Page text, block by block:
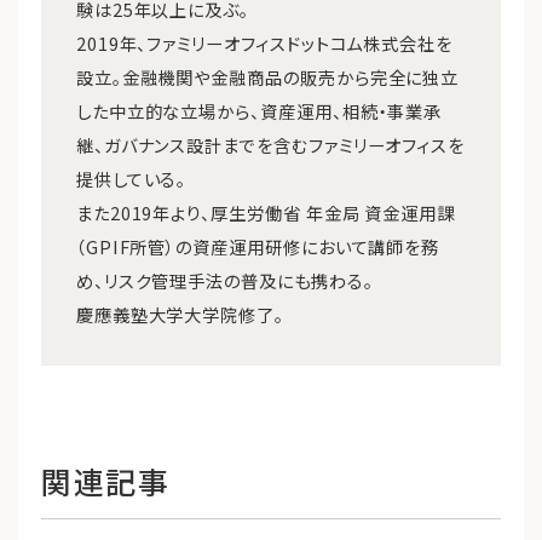
験は25年以上に及ぶ。
2019年、ファミリーオフィスドットコム株式会社を
設立。金融機関や金融商品の販売から完全に独立
した中立的な立場から、資産運用、相続・事業承
継、ガバナンス設計までを含むファミリーオフィスを
提供している。
また2019年より、厚生労働省 年金局 資金運用課
（GPIF所管）の資産運用研修において講師を務
め、リスク管理手法の普及にも携わる。
慶應義塾大学大学院修了。
関連記事